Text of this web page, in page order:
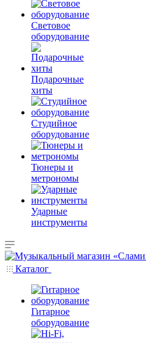
Световое
оборудование
Подарочные
хиты
Студийное
оборудование
Тюнеры и
метрономы
Ударные
инструменты
Каталог
Гитарное
оборудование